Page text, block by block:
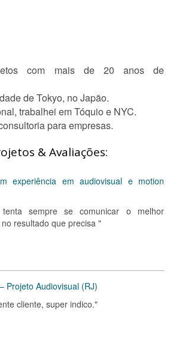
com mais de 20 anos de
de Tokyo, no Japão.
trabalhei em Tóquio e NYC.
para empresas.
& Avaliações:
experiência em audiovisual e motion
tenta sempre se comunicar o melhor
resultado que precisa "
Projeto Audiovisual (RJ)
cliente, super indico."